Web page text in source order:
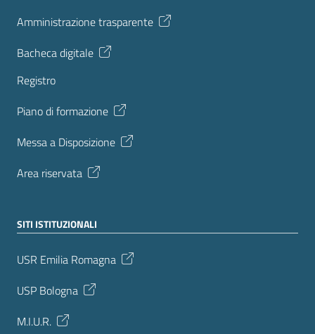
Amministrazione trasparente
Bacheca digitale
Registro
Piano di formazione
Messa a Disposizione
Area riservata
SITI ISTITUZIONALI
USR Emilia Romagna
USP Bologna
M.I.U.R.